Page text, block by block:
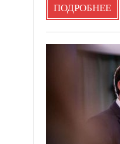
ПОДРОБНЕЕ